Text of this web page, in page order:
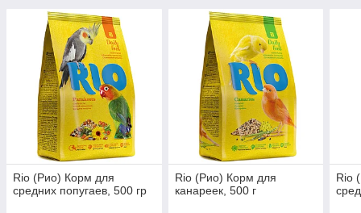
Rio (Рио) Корм для
средних попугаев, 500 гр
Rio (Рио) Корм для
канареек, 500 г
Rio